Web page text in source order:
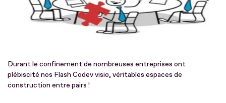
Durant le confinement de nombreuses entreprises ont
plébiscité nos Flash Codev visio, véritables espaces de
construction entre pairs !